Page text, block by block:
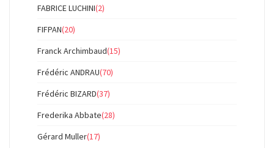
FABRICE LUCHINI(2)
FIFPAN(20)
Franck Archimbaud(15)
Frédéric ANDRAU(70)
Frédéric BIZARD(37)
Frederika Abbate(28)
Gérard Muller(17)